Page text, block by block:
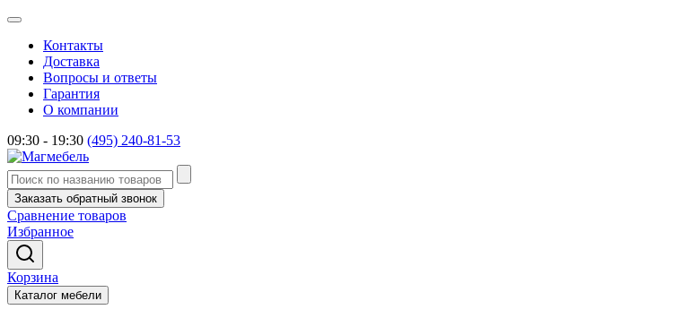
Контакты
Доставка
Вопросы и ответы
Гарантия
О компании
09:30 - 19:30 (495) 240-81-53
Заказать обратный звонок
Сравнение товаров
Избранное
Корзина
Каталог мебели